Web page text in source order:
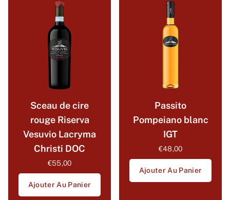
Sceau de cire
rouge Riserva
Vesuvio Lacryma
Christi DOC
€55,00
Ajouter Au Panier
Passito
Pompeiano blanc
IGT
€48,00
Ajouter Au Panier